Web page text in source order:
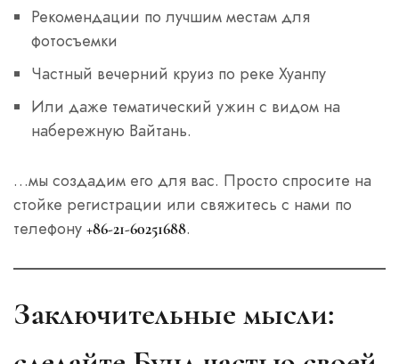
Рекомендации по лучшим местам для
фотосъемки
Частный вечерний круиз по реке Хуанпу
Или даже тематический ужин с видом на
набережную Вайтань.
…мы создадим его для вас. Просто спросите на
стойке регистрации или свяжитесь с нами по
телефону +86-21-60251688.
Заключительные мысли: